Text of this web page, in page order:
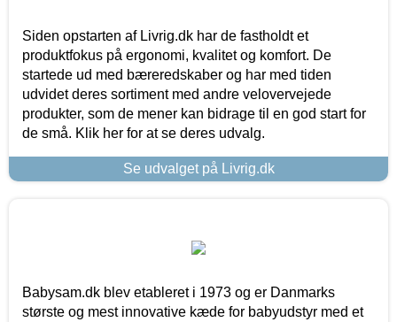
Siden opstarten af Livrig.dk har de fastholdt et
produktfokus på ergonomi, kvalitet og komfort. De
startede ud med bæreredskaber og har med tiden
udvidet deres sortiment med andre velovervejede
produkter, som de mener kan bidrage til en god start for
de små. Klik her for at se deres udvalg.
Se udvalget på Livrig.dk
Babysam.dk blev etableret i 1973 og er Danmarks
største og mest innovative kæde for babyudstyr med et